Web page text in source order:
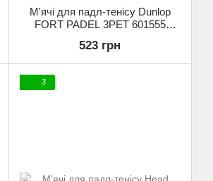
М'ячі для падл-тенісу Dunlop
FORT PADEL 3PET 601555
523 грн
3